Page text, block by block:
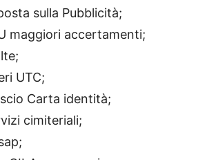
sulla Pubblicità;
maggiori accertamenti;
UTC;
Carta identità;
cimiteriali;